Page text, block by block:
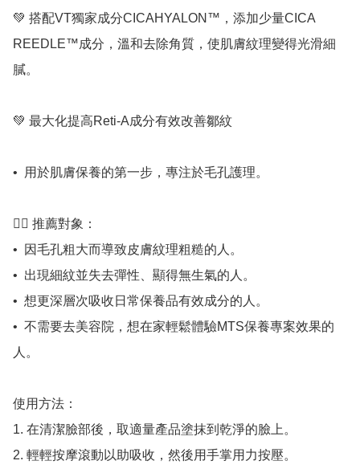
💚 搭配VT獨家成分CICAHYALON™️，添加少量CICA
REEDLE™️成分，溫和去除角質，使肌膚紋理變得光滑細
膩。
💚 最大化提高Reti-A成分有效改善鄒紋
•⁠  ⁠用於肌膚保養的第一步，專注於毛孔護理。
💁‍♀️ 推薦對象：
•⁠  ⁠因毛孔粗大而導致皮膚紋理粗糙的人。
•⁠  ⁠出現細紋並失去彈性、顯得無生氣的人。
•⁠  ⁠想更深層次吸收日常保養品有效成分的人。
•⁠  ⁠不需要去美容院，想在家輕鬆體驗MTS保養專案效果的
人。
使用方法：
1.⁠ ⁠在清潔臉部後，取適量產品塗抹到乾淨的臉上。
2.⁠ ⁠輕輕按摩滾動以助吸收，然後用手掌用力按壓。